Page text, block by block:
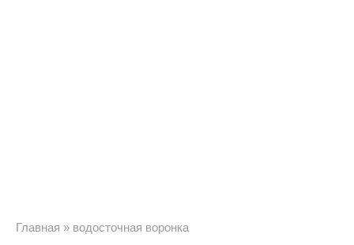
Главная » водосточная воронка